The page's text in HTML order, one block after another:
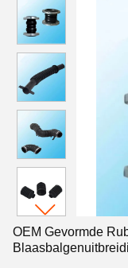
OEM Gevormde